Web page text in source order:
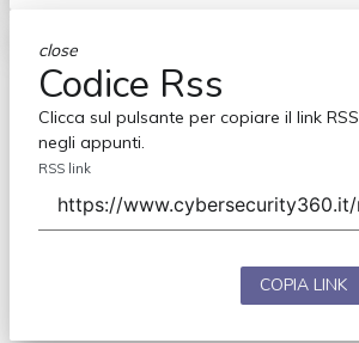
close
Codice Rss
Clicca sul pulsante per copiare il link RSS
negli appunti.
RSS link
COPIA LINK